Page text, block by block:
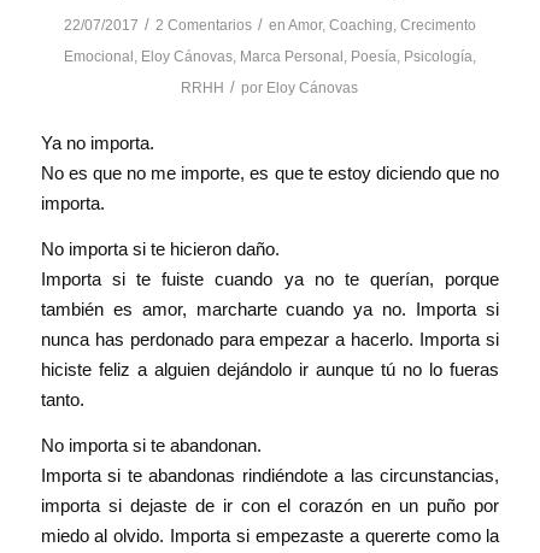
22/07/2017 / 2 Comentarios / en Amor, Coaching Crecimento
Emocional Eloy Cánovas, Marca Personal Poesía Psicología
RRHH / por Eloy Cánovas
Ya no importa.
No es que no me importe, es que te estoy diciendo que no
importa.
No importa si te hicieron daño.
Importa si te fuiste cuando ya no te querían, porque
también es amor, marcharte cuando ya no. Importa si
nunca has perdonado para empezar a hacerlo. Importa si
hiciste feliz a alguien dejándolo ir aunque tú no lo fueras
tanto.
No importa si te abandonan.
Importa si te abandonas rindiéndote a las circunstancias,
importa si dejaste de ir con el corazón en un puño por
miedo al olvido. Importa si empezaste a quererte como la